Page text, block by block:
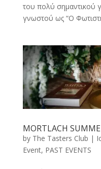
του πολύ σημαντικού
γνωστού ως “Ο
MORTLACH
by The Tasters Club |
Event, PAST EVENTS